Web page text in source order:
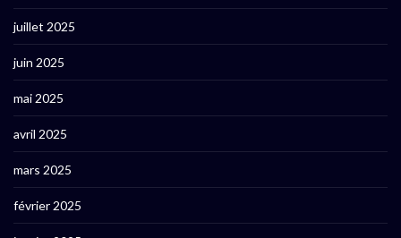
juillet 2025
juin 2025
mai 2025
avril 2025
mars 2025
février 2025